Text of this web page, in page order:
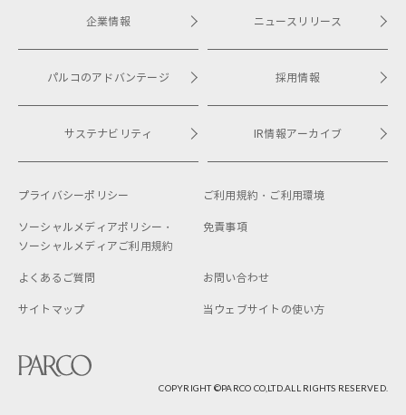
企業情報
パルコのアドバンテージ
サステナビリティ
ニュースリリース
採用情報
IR情報アーカイブ
プライバシーポリシー ご利用規約・ ご利用環境
ソーシャルメディアポリシー・
ソーシャルメディアご利用規約
免責事項
よくあるご質問 お問い合わせ
サイトマップ 当ウェブサイトの使い方
COPYRIGHT ©︎PARCO CO,LTD.ALL RIGHTS RESERVED.